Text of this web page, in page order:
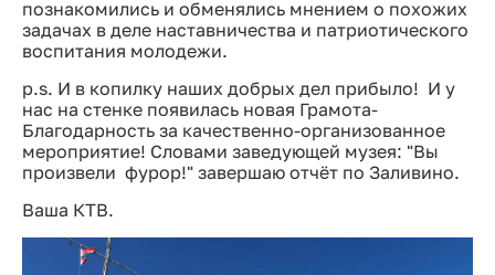
познакомились и обменялись мнением о похожих
задачах в деле наставничества и патриотического
воспитания молодежи.
p.s. И в копилку наших добрых дел прибыло! И у
нас на стенке появилась новая Грамота-
Благодарность за качественно-организованное
мероприятие! Словами заведующей музея: "Вы
произвели фурор!" завершаю отчёт по Заливино.
Ваша КТВ.